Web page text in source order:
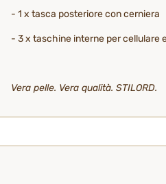
- 1 x tasca posteriore con cerniera
- 3 x taschine interne per cellulare
Vera pelle. Vera qualità. STILORD.